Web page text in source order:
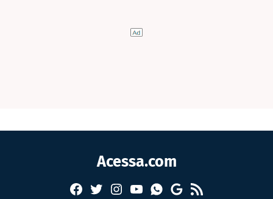
Acessa.com
Facebook
TwitterInstagram
YouTubeWhatsapp
Google
RSS